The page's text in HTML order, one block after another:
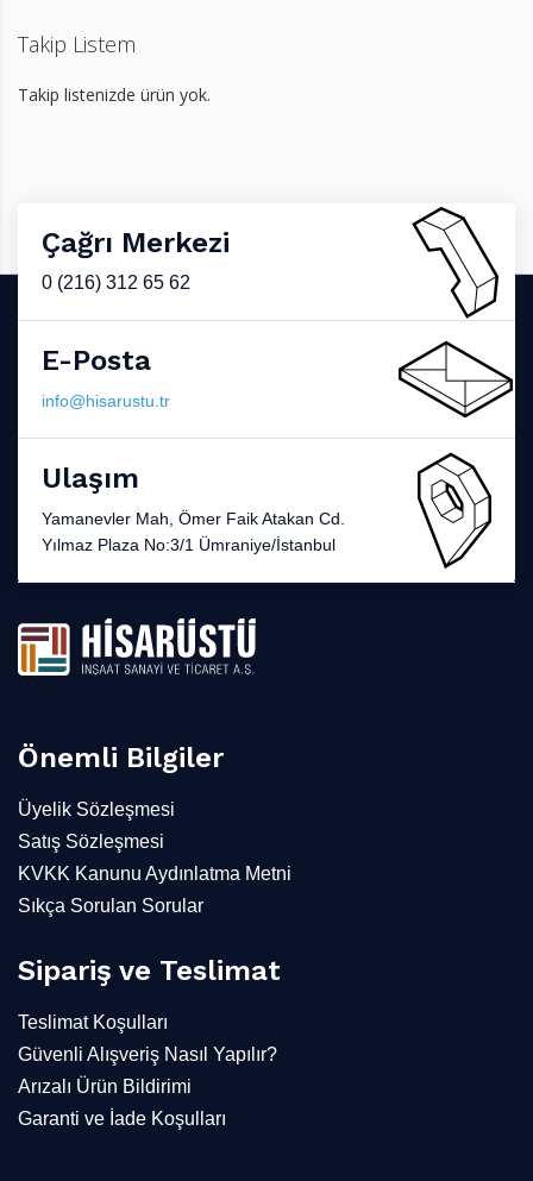
Takip Listem
Takip listenizde ürün yok.
Çağrı Merkezi
0 (216) 312 65 62
E-Posta
info@hisarustu.tr
Ulaşım
Yamanevler Mah, Ömer Faik Atakan Cd.
Yılmaz Plaza No:3/1 Ümraniye/İstanbul
Önemli Bilgiler
Üyelik Sözleşmesi
Satış Sözleşmesi
KVKK Kanunu Aydınlatma Metni
Sıkça Sorulan Sorular
Sipariş ve Teslimat
Teslimat Koşulları
Güvenli Alışveriş Nasıl Yapılır?
Arızalı Ürün Bildirimi
Garanti ve İade Koşulları